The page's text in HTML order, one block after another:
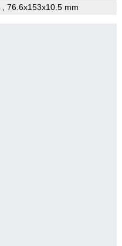
, 76.6x153x10.5 mm